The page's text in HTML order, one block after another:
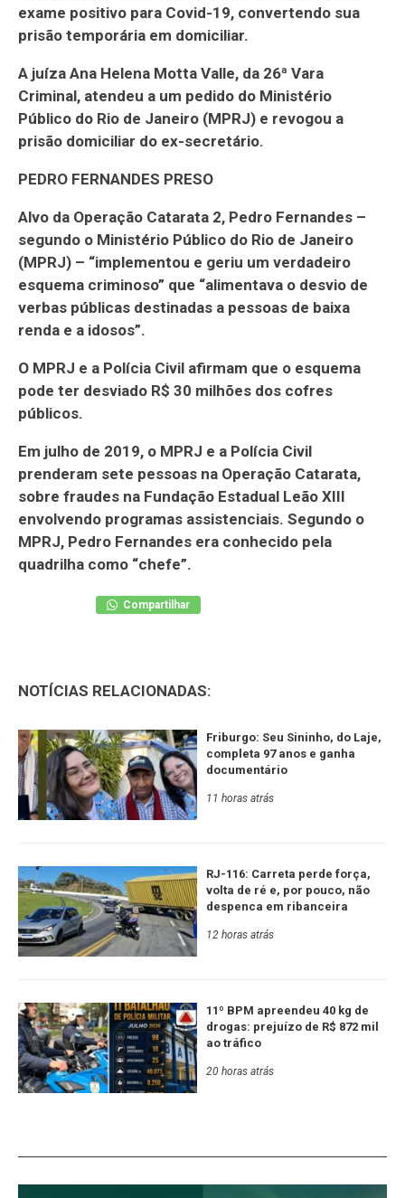
exame positivo para Covid-19, convertendo sua
prisão temporária em domiciliar.
A juíza Ana Helena Motta Valle, da 26ª Vara
Criminal, atendeu a um pedido do Ministério
Público do Rio de Janeiro (MPRJ) e revogou a
prisão domiciliar do ex-secretário.
PEDRO FERNANDES PRESO
Alvo da Operação Catarata 2, Pedro Fernandes –
segundo o Ministério Público do Rio de Janeiro
(MPRJ) – “implementou e geriu um verdadeiro
esquema criminoso” que “alimentava o desvio de
verbas públicas destinadas a pessoas de baixa
renda e a idosos”.
O MPRJ e a Polícia Civil afirmam que o esquema
pode ter desviado R$ 30 milhões dos cofres
públicos.
Em julho de 2019, o MPRJ e a Polícia Civil
prenderam sete pessoas na Operação Catarata,
sobre fraudes na Fundação Estadual Leão XIII
envolvendo programas assistenciais. Segundo o
MPRJ, Pedro Fernandes era conhecido pela
quadrilha como “chefe”.
Compartilhar
NOTÍCIAS RELACIONADAS:
Friburgo: Seu Sininho, do Laje,
completa 97 anos e ganha
documentário
11 horas atrás
RJ-116: Carreta perde força,
volta de ré e, por pouco, não
despenca em ribanceira
12 horas atrás
11º BPM apreendeu 40 kg de
drogas: prejuízo de R$ 872 mil
ao tráfico
20 horas atrás